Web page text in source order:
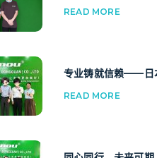
READ MORE
专业铸就信赖——日
READ MORE